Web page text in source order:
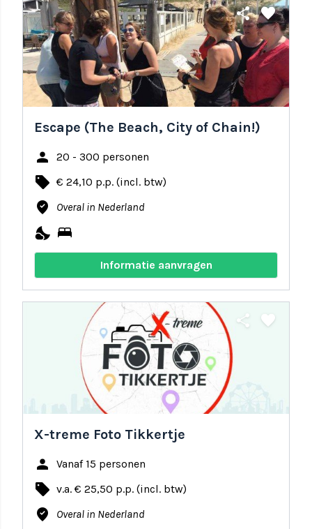
share favorite
Escape (The Beach, City of Chain!)
person 20 - 300 personen
local_offer € 24,10 p.p. (incl. btw)
where_to_vote Overal in Nederland
nights_stay bed
Informatie aanvragen
share favorite
X-treme Foto Tikkertje
person Vanaf 15 personen
local_offer v.a. € 25,50 p.p. (incl. btw)
where_to_vote Overal in Nederland